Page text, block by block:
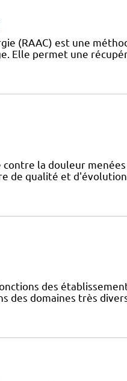
(RAAC) est une
Elle permet une
la douleur
de qualité et d'évolution
des
des domaines très